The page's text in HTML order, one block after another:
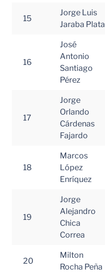
15
Jorge Luis
Jaraba Plata
16
José
Antonio
Santiago
Pérez
17
Jorge
Orlando
Cárdenas
Fajardo
18
Marcos
López
Enríquez
19
Jorge
Alejandro
Chica
Correa
20
Milton
Rocha Peña